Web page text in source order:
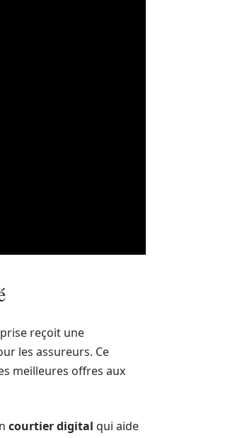
reçoit une
les assureurs. Ce
meilleures offres aux
courtier digital qui aide